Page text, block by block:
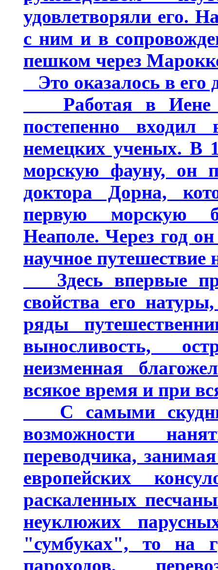
удовлетворяли его.
с ним и в
пешком через
Это оказалось в его
Работая в Иене в
постепенно
немецких ученых. В
морскую фауну, он
доктора Дорна,
первую морскую
Неаполе. Через год
научное путешествие
Здесь впервые
свойства его
ряды
выносливость,
неизменная
всякое время и при
С самыми
возможности
переводчика,
европейских
раскаленных
неуклюжих
"сумбуках", то на
пароходов,